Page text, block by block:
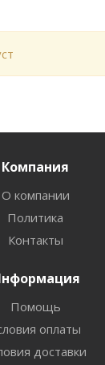
Компания
О компании
Политика
Контакты
Помощь
оплаты
доставки